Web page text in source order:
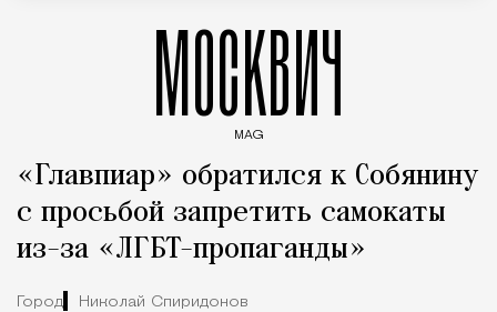
МОСКВИЧ
MAG
«Главпиар» обратился к Собянину
с просьбой запретить самокаты
из-за «ЛГБТ-пропаганды»
Город Николай Спиридонов